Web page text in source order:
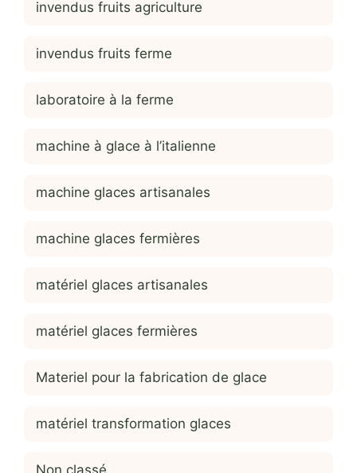
invendus fruits agriculture
invendus fruits ferme
laboratoire à la ferme
machine à glace à l’italienne
machine glaces artisanales
machine glaces fermières
matériel glaces artisanales
matériel glaces fermières
Materiel pour la fabrication de glace
matériel transformation glaces